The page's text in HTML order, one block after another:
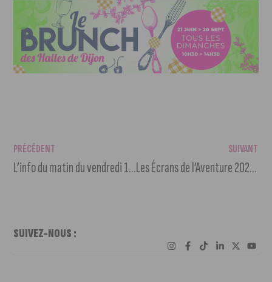
PRÉCÉDENT
L’info du matin du vendredi 14 octobre 2022
SUIVANT
Les Écrans de l’Aventure 2022 : le palmarès
SUIVEZ-NOUS :